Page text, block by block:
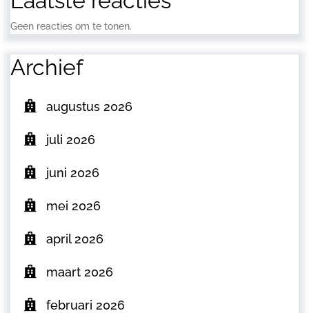
Geen reacties om te tonen.
Archief
augustus 2026
juli 2026
juni 2026
mei 2026
april 2026
maart 2026
februari 2026